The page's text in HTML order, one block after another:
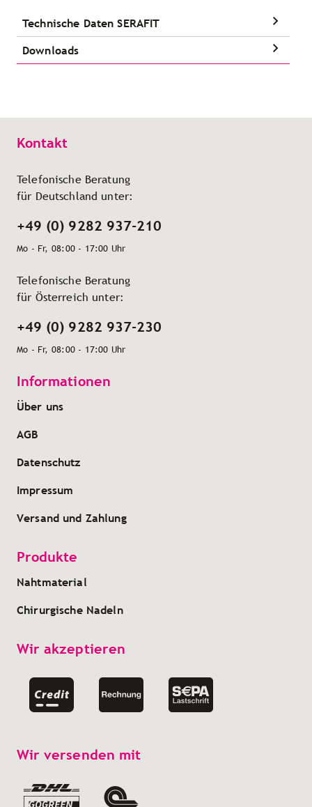
Technische Daten SERAFIT
Downloads
Kontakt
Telefonische Beratung
für Deutschland unter:
+49 (0) 9282 937-210
Mo - Fr, 08:00 - 17:00 Uhr
Telefonische Beratung
für Österreich unter:
+49 (0) 9282 937-230
Mo - Fr, 08:00 - 17:00 Uhr
Informationen
Über uns
AGB
Datenschutz
Impressum
Versand und Zahlung
Produkte
Nahtmaterial
Chirurgische Nadeln
Wir akzeptieren
Wir versenden mit